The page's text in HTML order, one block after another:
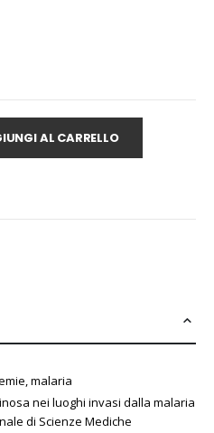
AL CARRELLO
malaria
nei luoghi invasi dalla malaria
di Scienze Mediche